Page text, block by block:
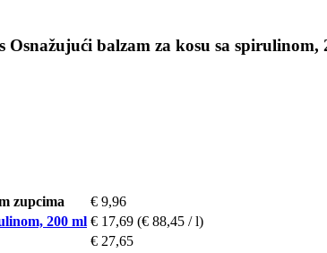
Osnažujući balzam za kosu sa spirulinom,
zupcima
€ 9,96
200 ml € 17,69 (€ 88,45 / l)
€ 27,65